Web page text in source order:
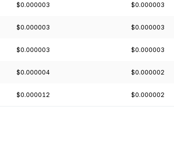
$0.000003 $0.000003
$0.000003 $0.000003
$0.000003 $0.000003
$0.000004 $0.000002
$0.000012 $0.000002